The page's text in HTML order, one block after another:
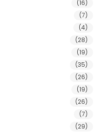
(16)
(7)
(4)
(28)
(19)
(35)
(26)
(19)
(26)
(7)
(29)